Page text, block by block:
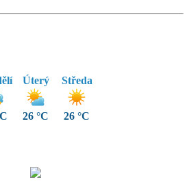
Úterý
26 °C
Středa
26 °C